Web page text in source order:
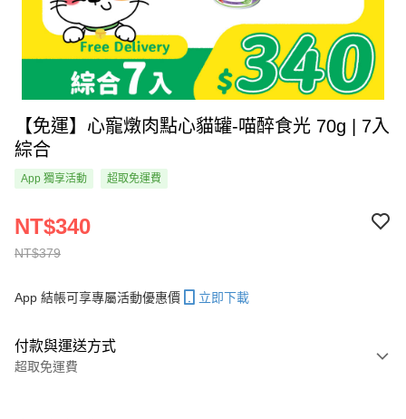
【免運】心寵燉肉點心貓罐-喵醉食光 70g | 7入
綜合
App 獨享活動 超取免運費
NT$379
NT$340
App 結帳可享專屬活動優惠價 立即下載
付款與運送方式
超取免運費